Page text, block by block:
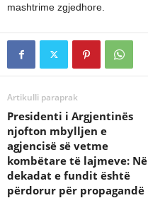
mashtrime zgjedhore.
Artikulli paraprak
Presidenti i Argjentinës
njofton mbylljen e
agjencisë së vetme
kombëtare të lajmeve: Në
dekadat e fundit është
përdorur për propagandë